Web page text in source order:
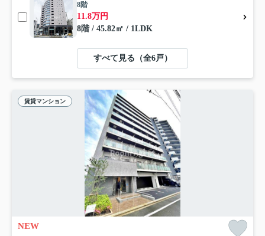
8階
11.8万円
8階 / 45.82㎡ / 1LDK
すべて見る（全6戸）
賃貸マンション
NEW